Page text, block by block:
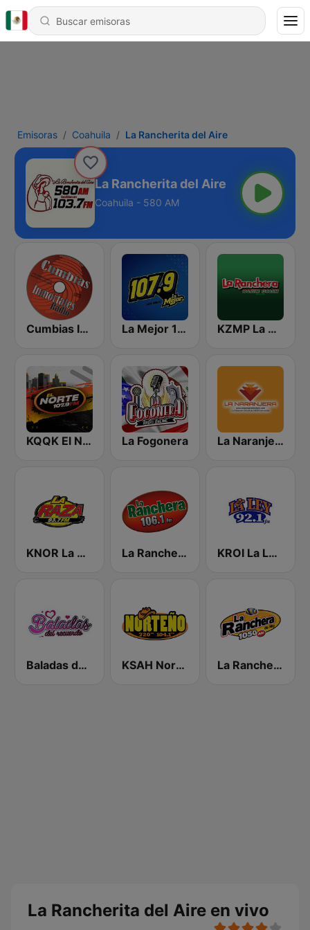
Emisoras Coahuila La Rancherita del Aire
La Rancherita del Aire
Coahuila - 580 AM
Cumbias Inmortales Radio La Mejor 107.9 FM KZMP La Ranchera 106.7 FM and 1540 AM
KQQK El Norte 107.9 / 101.7 FM La Fogonera La Naranjera de Sibers
KNOR La Raza 93.7 (US Only) La Ranchera 106.1 FM KROI La Ley 92.1 FM
Baladas del Recuerdo KSAH Norteño 720 y 104.1 La Ranchera 1050 AM
La Rancherita del Aire en vivo